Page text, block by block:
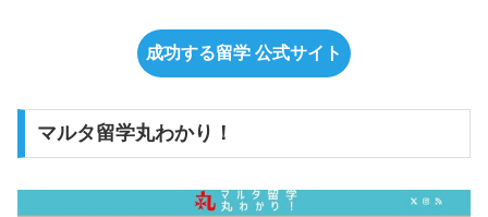
成功する留学 公式サイト
マルタ留学丸わかり！